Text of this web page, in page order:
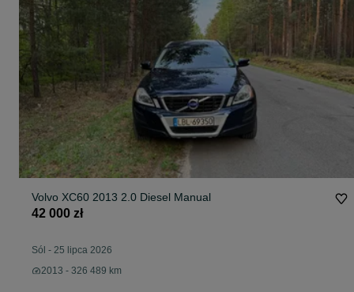
Volvo XC60 2013 2.0 Diesel Manual
42 000 zł
Sól - 25 lipca 2026
2013 - 326 489 km